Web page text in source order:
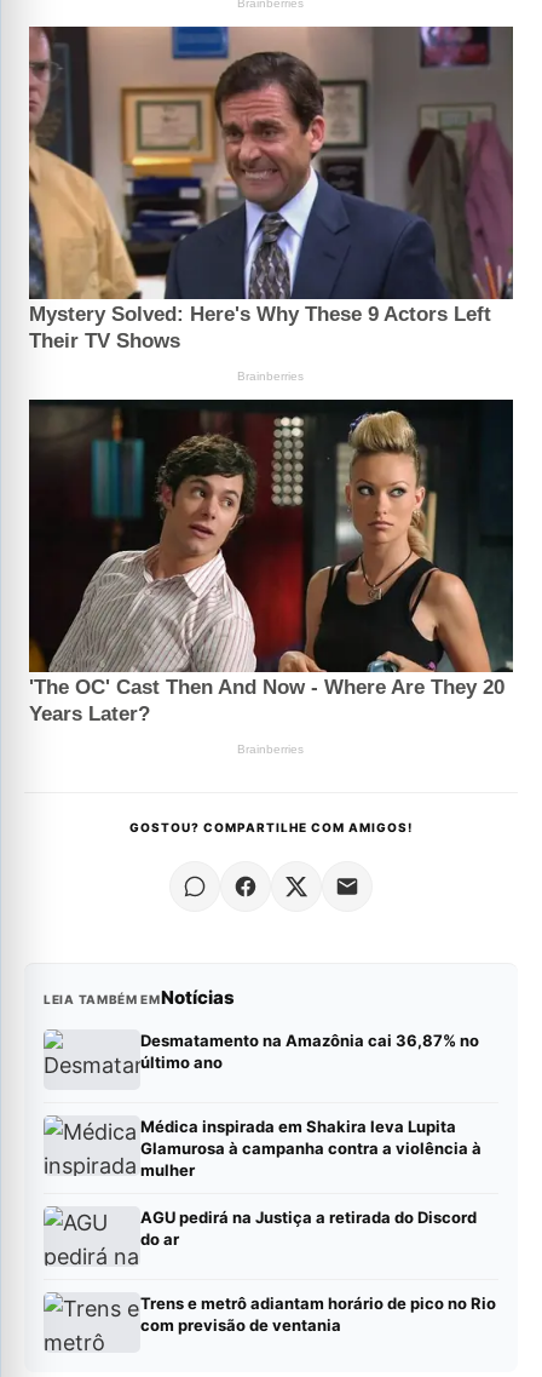
GOSTOU? COMPARTILHE COM AMIGOS!
LEIA TAMBÉM EMNotícias
Desmatamento na Amazônia cai 36,87% no
último ano
Médica inspirada em Shakira leva Lupita
Glamurosa à campanha contra a violência à
mulher
AGU pedirá na Justiça a retirada do Discord
do ar
Trens e metrô adiantam horário de pico no Rio
com previsão de ventania